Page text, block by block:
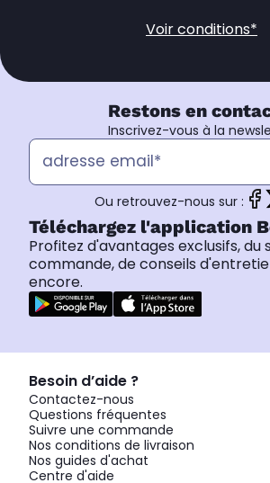
Voir conditions*
Restons en
Inscrivez-vous à la
Ou retrouvez-nous sur :
Téléchargez l'application
Profitez d'avantages exclusifs, du
commande, de conseils
encore.
Besoin d’aide ?
Contactez-nous
Questions fréquentes
Suivre une commande
Nos conditions de livraison
Nos guides d'achat
Centre d'aide